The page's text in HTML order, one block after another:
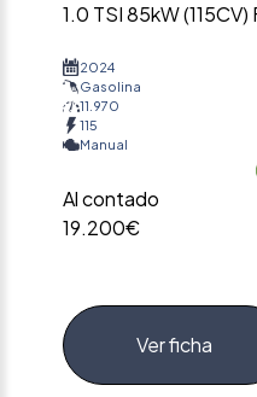
1.0 TSI 85kW (115CV)
2024
Gasolina
11.970
115
Manual
Al contado
19.200€
Ver ficha